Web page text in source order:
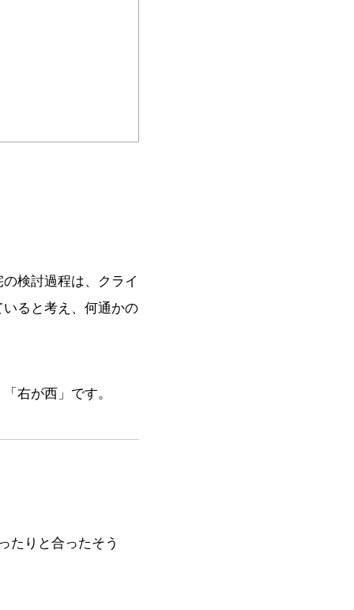
検討過程は、クライ
ると考え、何通かの
右が西」です。
たりと合ったそう